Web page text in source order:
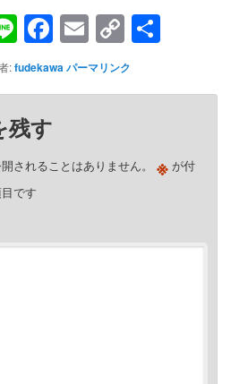
LineFacebook
Email
Copy
Link
:fudekawaパーマリンク
残す
されることはありません。 ※ が付
です